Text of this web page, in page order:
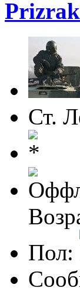
Ст.
Пол: